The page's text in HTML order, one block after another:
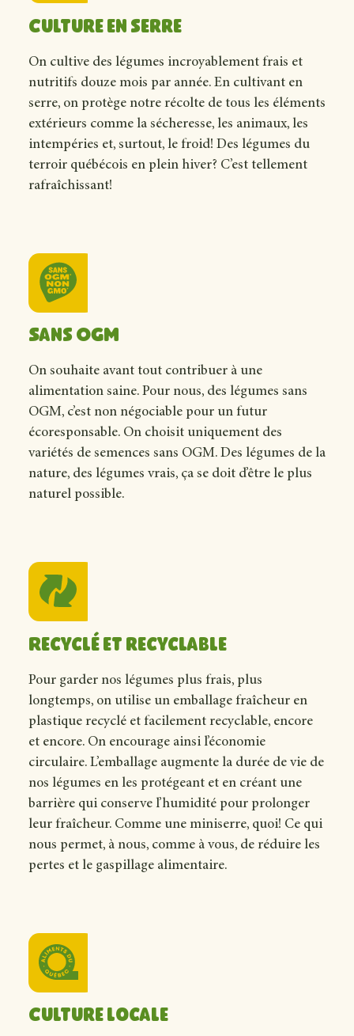
Culture en serre
On cultive des légumes incroyablement frais et
nutritifs douze mois par année. En cultivant en
serre, on protège notre récolte de tous les éléments
extérieurs comme la sécheresse, les animaux, les
intempéries et, surtout, le froid! Des légumes du
terroir québécois en plein hiver? C’est tellement
rafraîchissant!
Sans OGM
On souhaite avant tout contribuer à une
alimentation saine. Pour nous, des légumes sans
OGM, c’est non négociable pour un futur
écoresponsable. On choisit uniquement des
variétés de semences sans OGM. Des légumes de la
nature, des légumes vrais, ça se doit d’être le plus
naturel possible.
Recyclé et recyclable
Pour garder nos légumes plus frais, plus
longtemps, on utilise un emballage fraîcheur en
plastique recyclé et facilement recyclable, encore
et encore. On encourage ainsi l’économie
circulaire. L’emballage augmente la durée de vie de
nos légumes en les protégeant et en créant une
barrière qui conserve l’humidité pour prolonger
leur fraîcheur. Comme une miniserre, quoi! Ce qui
nous permet, à nous, comme à vous, de réduire les
pertes et le gaspillage alimentaire.
Culture locale